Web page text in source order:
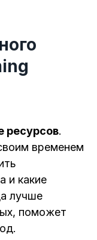
ресурсов.
временем
и какие
лучше
поможет